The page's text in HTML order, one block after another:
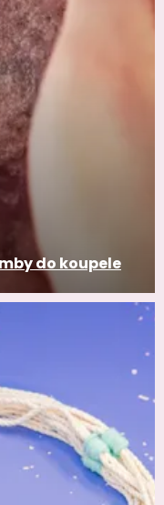
do koupele